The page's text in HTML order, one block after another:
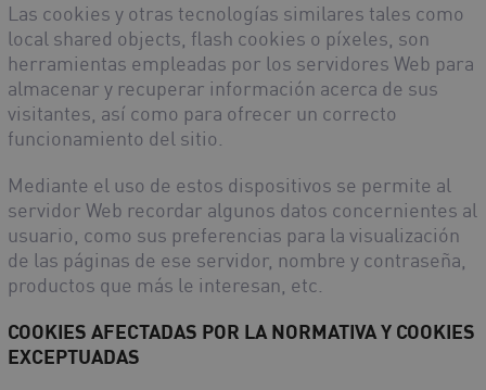
Las cookies y otras tecnologías similares tales como
local shared objects, flash cookies o píxeles, son
herramientas empleadas por los servidores Web para
almacenar y recuperar información acerca de sus
visitantes, así como para ofrecer un correcto
funcionamiento del sitio.
Mediante el uso de estos dispositivos se permite al
servidor Web recordar algunos datos concernientes al
usuario, como sus preferencias para la visualización
de las páginas de ese servidor, nombre y contraseña,
productos que más le interesan, etc.
COOKIES AFECTADAS POR LA NORMATIVA Y COOKIES
EXCEPTUADAS